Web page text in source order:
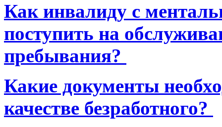
Как инвалиду с
поступить на
пребывания?
Какие документы
качестве безработного?